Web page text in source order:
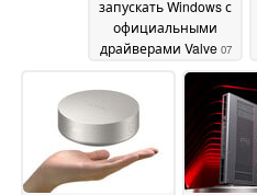
запускать Windows с
официальными
драйверами Valve 07
July 2026